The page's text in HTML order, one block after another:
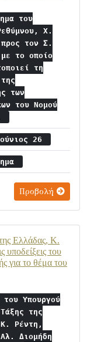
του
Χ.
τον Σ.
το οποίο
τη
των
του Νομού
26
Προβολή
Ελλάδας, Κ.
υποδείξεις του
για το θέμα του
του Υπουργού
της
Ρέντη,
Διομήδη